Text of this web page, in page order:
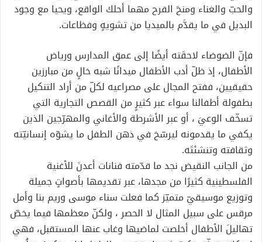
والحبّ والغناء ومنحَ الفرح مهما أحلك الواقع، ويحيا مع وجود
البديل في ما يقدَّم بالميديا من تشويهٍ وفظاعات.
فإنّ الضوضاء لاحقَته أيضًا إلى عمق المدارس ورياض
الأطفال، إذ ظلّ أدب الأطفال ميدانًا شبه خالٍ من مبارزين
حقيقيين، ففتح المجال على مصراعيه لكلّ من أراد التنكيل
بطفولة أطفالنا سواء عبر كثيرٍ من القصص التجارية التي
تسخّف الوعيَ ، أو عبر الأشرطة والأغاني والمهرّجين الذين
يكفي ما يقدمونه ليرسّخ في ذهن الطفل ما يشوّه إنسانيّته
وثقافته وتنشئتَه.
من الجانب النقيض نجد ما قدّمته فنانات أعدنَ للأغنية
الفلسطينية كثيرًا من مجدها، عبر تقديمها بأصواتٍ جميلة
وتوزيع موسيقيّ متميّز كما فعلت سناء موسى وريم بنا وأمل
مرقس على سبيل المثال لا الحصر ، ولكنّ معظمها فيما يخصّ
تهاليلَ الأطفال أخلصت لماضيها وغاب عنها المستقبل، فهي